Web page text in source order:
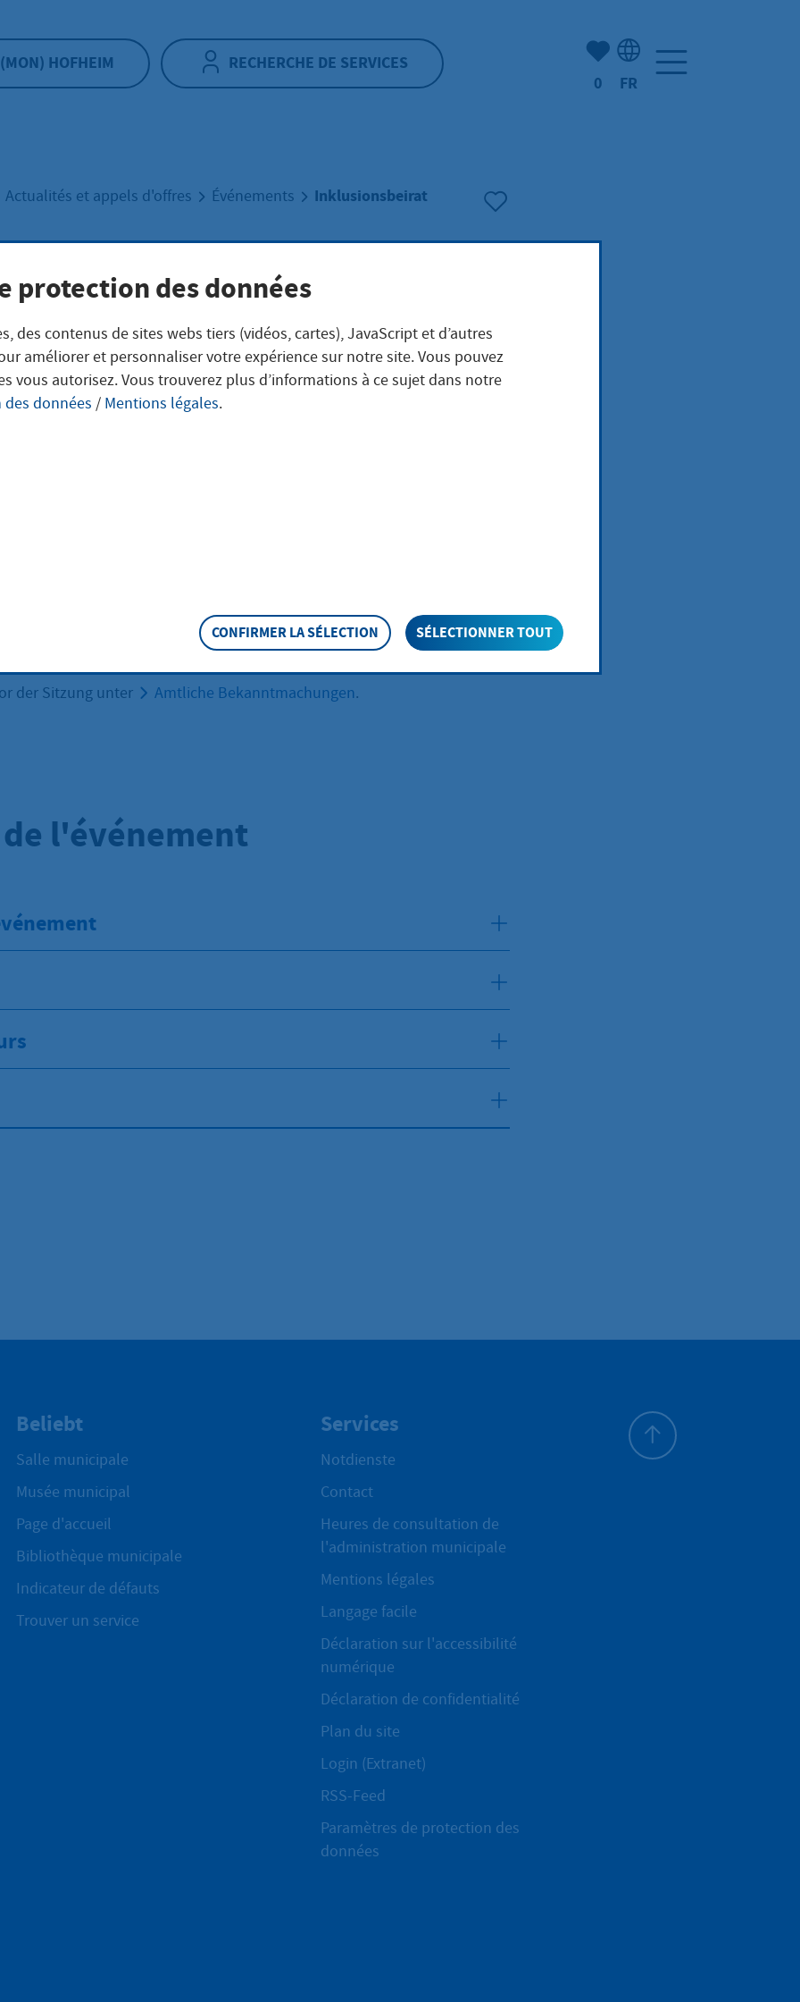
(MON) HOFHEIM RECHERCHE DE SERVICES
Nombre d'éléments mis en
0 FR
Actualités et appels d'offres Événements Inklusionsbeirat
2026 depuis 19:00 heure | Rathausanbau, Raum Chinon
bei Ort, Zeit und Datum werden nur im Sitzungsdienst Hofheim
der Sitzung unter
Amtliche Bekanntmachungen.
l'événement
Beliebt
Salle municipale
Musée municipal
Page d'accueil
Bibliothèque municipale
Indicateur de défauts
Trouver un service
Services
Notdienste
Contact
Heures de consultation de
l'administration municipale
Mentions légales
Langage facile
Déclaration sur l'accessibilité
numérique
Déclaration de confidentialité
Plan du site
Login (Extranet)
RSS-Feed
Paramètres de protection des
données
protection des données
des contenus de sites webs tiers (vidéos, cartes), JavaScript et d’autres
améliorer et personnaliser votre expérience sur notre site. Vous pouvez
vous autorisez. Vous trouverez plus d’informations à ce sujet dans notre
données / Mentions légales.
CONFIRMER LA SÉLECTION SÉLECTIONNER TOUT